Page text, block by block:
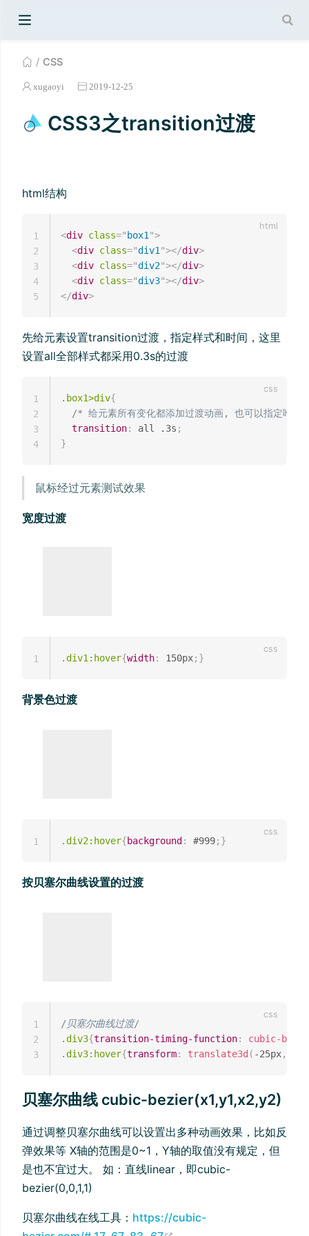
CSS
xugaoyi 2019-12-25
CSS3之transition过渡
html结构
<div class=" box1 ">
<div class="div1 "></div>
<div class="div2"></div>
<div class="div3"></div>
</div>
1
2
3
4
5
先给元素设置transition过渡，指定样式和时间，这里
设置all全部样式都采用0.3s的过渡
.box1>div{
/* 给元素所有变化都添加过渡动画, 也可以指定唯一
transition: all .3s ;
}
1
2
3
4
鼠标经过元素测试效果
宽度过渡
.div1:hover{width: 150px; }
1
背景色过渡
.div2:hover{background : #999; }
1
按贝塞尔曲线设置的过渡
/ 贝塞尔曲线过渡/
.div3{transition-timing-function:
cubic-
.div3:hover{transform: translate3d ( -25px,
1
2
3
贝塞尔曲线 cubic-bezier(x1,y1,x2,y2)
通过调整贝塞尔曲线可以设置出多种动画效果，比如反
弹效果等 X轴的范围是0~1，Y轴的取值没有规定，但
是也不宜过大。 如：直线linear，即cubic-
bezier(0,0,1,1)
贝塞尔曲线在线工具： https://cubic-